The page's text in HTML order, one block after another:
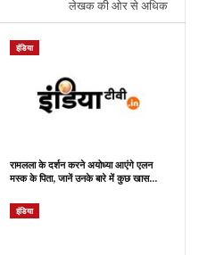
लेखक की ओर से अधिक
इंडिया
रामलला के दर्शन करने अयोध्या आएंगे एलन
मस्क के पिता, जानें उनके बारे में कुछ खास…
इंडिया